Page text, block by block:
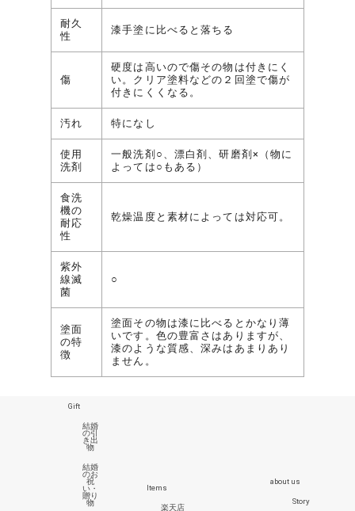
耐久
性
漆手塗に比べると落ちる
傷
硬度は高いので傷その物は付きにく
い。クリア塗料などの２回塗で傷が
付きにくくなる。
汚れ 特になし
使用
洗剤
一般洗剤○、漂白剤、研磨剤×（物に
よっては○もある）
食洗
機の
耐応
性
乾燥温度と素材によっては対応可。
紫外
線滅
菌
○
塗面
の特
徴
塗面その物は漆に比べるとかなり薄
いです。色の豊富さはありますが、
漆のような質感、深みはあまりあり
ません。
Gift
結婚
の引
き出
物
結婚
のお
祝
い・
贈り
物
Items
楽天店
about us
Story